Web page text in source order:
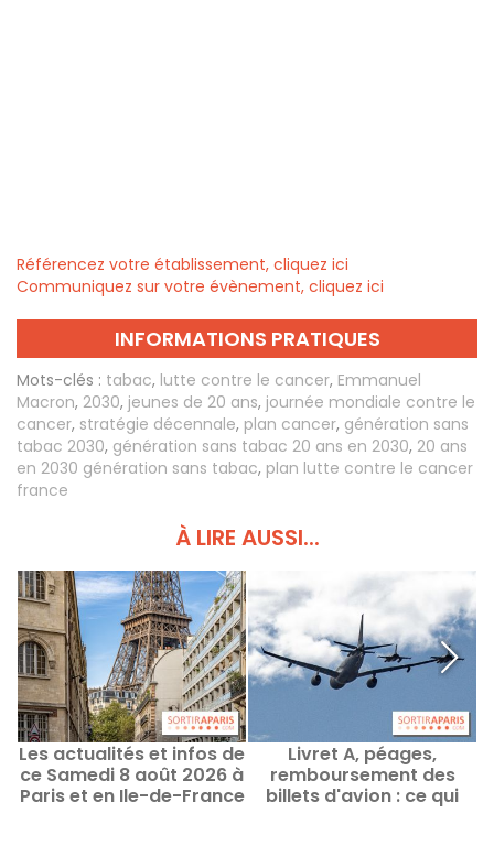
Référencez votre établissement, cliquez ici
Communiquez sur votre évènement, cliquez ici
INFORMATIONS PRATIQUES
Mots-clés : tabac, lutte contre le cancer, Emmanuel
Macron, 2030, jeunes de 20 ans, journée mondiale contre le
cancer, stratégie décennale, plan cancer, génération sans
tabac 2030, génération sans tabac 20 ans en 2030, 20 ans
en 2030 génération sans tabac, plan lutte contre le cancer
france
À LIRE AUSSI...
Les actualités et infos de
ce Samedi 8 août 2026 à
Paris et en Ile-de-France
Livret A, péages,
remboursement des
billets d'avion : ce qui